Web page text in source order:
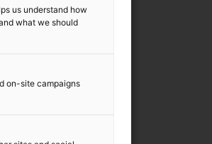
us understand how
what we should
on-site campaigns